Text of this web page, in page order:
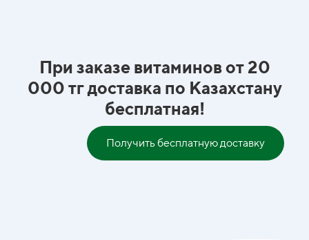
При заказе витаминов от 20
000 тг доставка по Казахстану
бесплатная!
Получить бесплатную доставку